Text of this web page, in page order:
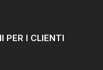
PER I CLIENTI